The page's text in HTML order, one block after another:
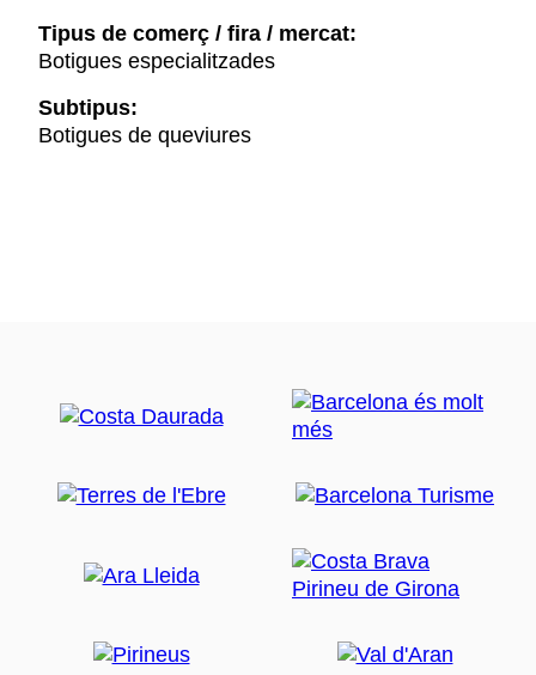
Tipus de comerç / fira / mercat:
Botigues especialitzades
Subtipus:
Botigues de queviures